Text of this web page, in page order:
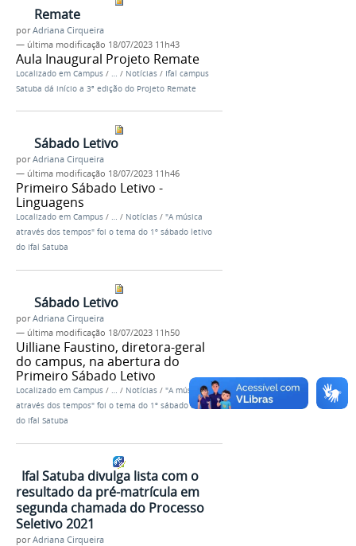
Remate
porAdriana Cirqueira
— última modificação 18/07/2023 11h43
Aula Inaugural Projeto Remate
Localizado em Campus / / Notícias / Ifal campus
Satuba dá início a 3ª edição do Projeto Remate
Sábado Letivo
porAdriana Cirqueira
— última modificação 18/07/2023 11h46
Primeiro Sábado Letivo -
Linguagens
Localizado em Campus / … / Notícias / "A música
através dos tempos" foi o tema do 1º sábado letivo
do Ifal Satuba
Sábado Letivo
porAdriana Cirqueira
— última modificação 18/07/2023 11h50
Uilliane Faustino, diretora-geral
do campus, na abertura do
Primeiro Sábado Letivo
Localizado em Campus / … / Notícias / "A música
através dos tempos" foi o tema do 1º sábado letivo
do Ifal Satuba
Ifal Satuba divulga lista com o
resultado da pré-matrícula em
segunda chamada do Processo
Seletivo 2021
porAdriana Cirqueira